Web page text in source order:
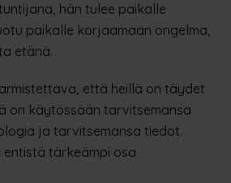
hän tulee paikalle
paikalle korjaamaan ongelma,
etänä.
että heillä on täydet
on käytössään tarvitsemansa
ja tarvitsemansa tiedot.
tärkeämpi osa